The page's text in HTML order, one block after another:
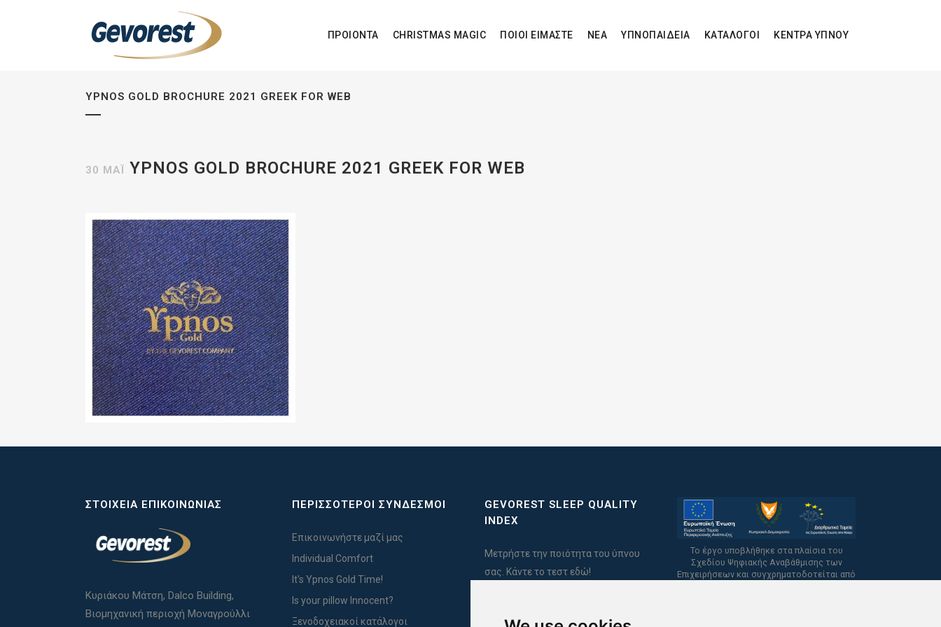
ΠΡΟΙΟΝΤΑ CHRISTMAS MAGIC ΠΟΙΟΙ ΕΙΜΑΣΤΕ ΝΕΑ ΥΠΝΟΠΑΙΔΕΙΑ ΚΑΤΑΛΟΓΟΙ ΚΕΝΤΡΑ ΥΠΝΟΥ
YPNOS GOLD BROCHURE 2021 GREEK FOR WEB
30 ΜΆΙ YPNOS GOLD BROCHURE 2021 GREEK FOR WEB
ΣΤΟΙΧΕΊΑ ΕΠΙΚΟΙΝΩΝΊΑΣ
Κυριάκου Μάτση, Dalco Building,
Βιομηχανική περιοχή Μοναγρούλλι
ΠΕΡΙΣΣΟΤΕΡΟΙ ΣΥΝΔΕΣΜΟΙ
Επικοινωνήστε μαζί μας
Individual Comfort
It's Ypnos Gold Time!
Is your pillow Innocent?
Ξενοδοχειακοί κατάλογοι
GEVOREST SLEEP QUALITY
INDEX
Μετρήστε την ποιότητα του ύπνου
σας. Κάντε το τεστ εδώ!
Το έργο υποβλήθηκε στα πλαίσια του
Σχεδίου Ψηφιακής Αναβάθμισης των
Επιχειρήσεων και συγχρηματοδοτείται από